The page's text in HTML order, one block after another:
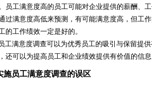
员工满意度高的员工可能对企业提供的薪酬、
过满意度高低来预测，有可能满意度高，但工
的工作绩效一定是好的。
满意度调查可以为优秀员工的吸引与保留提
还可以为提高员工和企业绩效提供有价值的信息
施员工满意度调查的误区